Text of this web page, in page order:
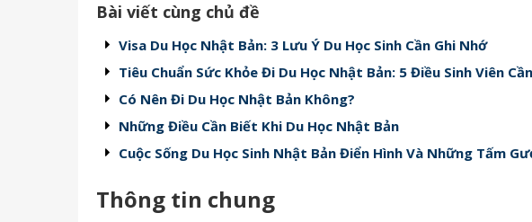
Bài viết cùng chủ đề
Visa Du Học Nhật Bản: 3 Lưu Ý Du Học Sinh Cần Ghi Nhớ
Tiêu Chuẩn Sức Khỏe Đi Du Học Nhật Bản: 5 Điều Sinh Viên
Có Nên Đi Du Học Nhật Bản Không?
Những Điều Cần Biết Khi Du Học Nhật Bản
Cuộc Sống Du Học Sinh Nhật Bản Điển Hình Và Những Tấm
Thông tin chung